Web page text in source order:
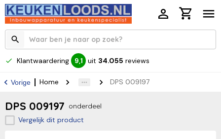
Klantwaardering 9,1 uit 34.055 reviews
Vorige Home DPS 009197
DPS 009197 onderdeel
Vergelijk dit product